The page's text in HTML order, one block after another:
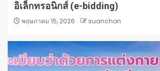
อิเล็กทรอนิกส์ (e-bidding)
พฤษภาคม 15, 2026 suanchon